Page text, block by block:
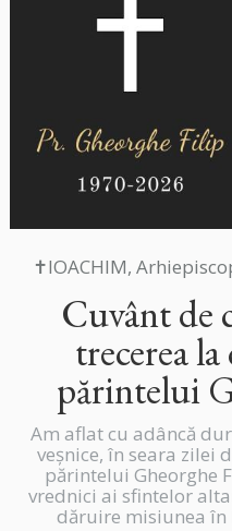
✝IOACHIM,
Cuvânt de
trecerea la
părintelui
Am aflat cu adâncă
veșnice, în seara zilei
părintelui Gheorghe
vrednici ai sfintelor
dăruire misiunea în